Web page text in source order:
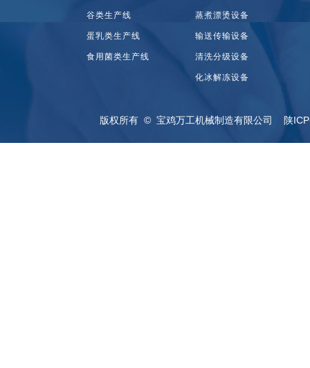
谷类生产线
蛋乳类生产线
食用菌类生产线
蒸煮漂烫设备
输送传输设备
清洗分级设备
化冰解冻设备
版权所有 © 宝鸡万工机械制造有限公司 陕